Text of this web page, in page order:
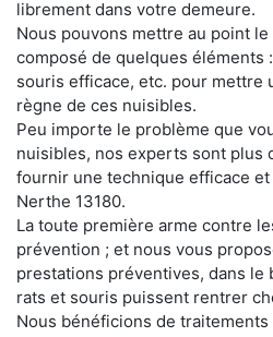
librement dans votre demeure.
Nous pouvons mettre au point
composé de quelques éléments
souris efficace, etc. pour mettre
règne de ces nuisibles.
Peu importe le problème que
nuisibles, nos experts sont plus
fournir une technique efficace
Nerthe 13180.
La toute première arme contre
prévention ; et nous vous
prestations préventives, dans le
rats et souris puissent rentrer
Nous bénéficions de